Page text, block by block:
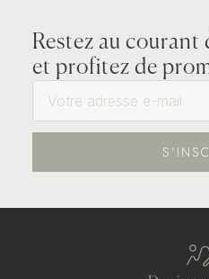
Restez au courant
et profitez de